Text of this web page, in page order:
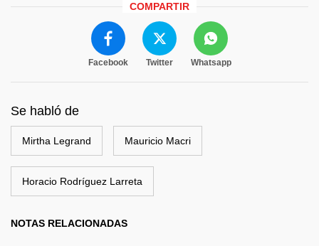
COMPARTIR
Facebook Twitter Whatsapp
Se habló de
Mirtha Legrand Mauricio Macri
Horacio Rodríguez Larreta
NOTAS RELACIONADAS